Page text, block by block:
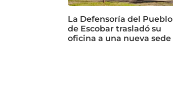
La Defensoría del Pueblo
de Escobar trasladó su
oficina a una nueva sede